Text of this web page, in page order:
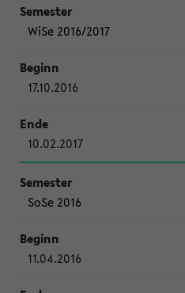
WiSe 2016/2017
17.10.2016
10.02.2017
SoSe 2016
11.04.2016